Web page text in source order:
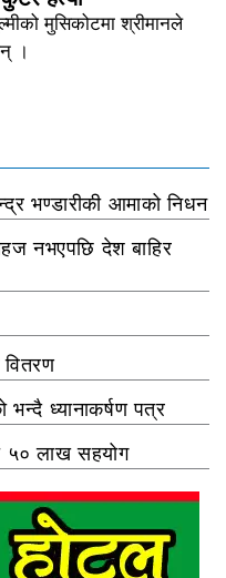
मुसिकोटमा श्रीमानले
।
भण्डारीकी आमाको निधन
नभएपछि देश बाहिर
वितरण
भन्दै ध्यानाकर्षण पत्र
५० लाख सहयोग